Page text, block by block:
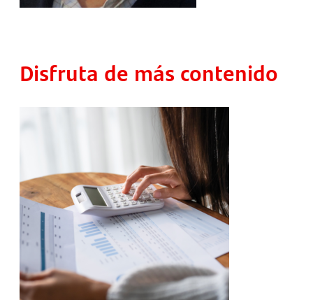
Disfruta de más contenido